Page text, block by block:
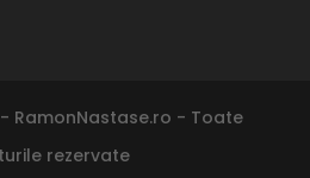
RamonNastase.ro - Toate
rezervate